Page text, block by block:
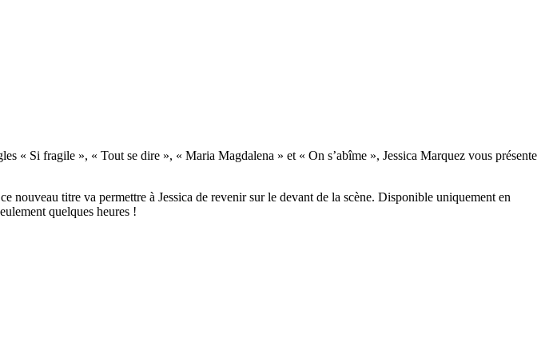
« Si fragile », « Tout se dire », « Maria Magdalena » et « On s’abîme », Jessica Marquez vous présente
nouveau titre va permettre à Jessica de revenir sur le devant de la scène. Disponible uniquement en
quelques heures !